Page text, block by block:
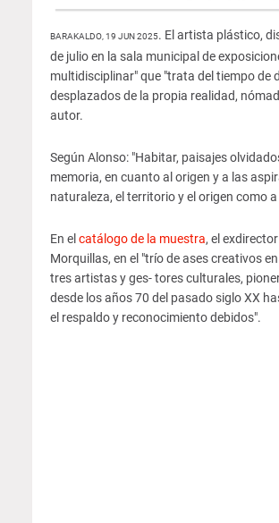
BARAKALDO, 19 JUN 2025. El artista plástico,
de julio en la sala municipal de
multidisciplinar" que "trata del tiempo
desplazados de la propia realidad,
autor.
Según Alonso: "Habitar, paisajes
memoria, en cuanto al origen y a las
naturaleza, el territorio y el origen como
En el catálogo de la muestra, el
Morquillas, en el "trío de ases creativos
tres artistas y ges- tores culturales,
desde los años 70 del pasado siglo XX
el respaldo y reconocimiento debidos".